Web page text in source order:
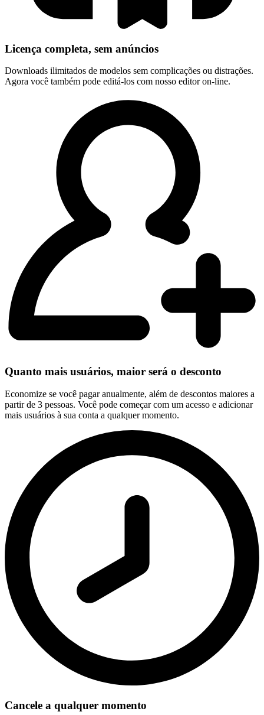
Licença completa, sem anúncios
Downloads ilimitados de modelos sem complicações ou distrações.
Agora você também pode editá-los com nosso editor on-line.
Quanto mais usuários, maior será o desconto
Economize se você pagar anualmente, além de descontos maiores a
partir de 3 pessoas. Você pode começar com um acesso e adicionar
mais usuários à sua conta a qualquer momento.
Cancele a qualquer momento